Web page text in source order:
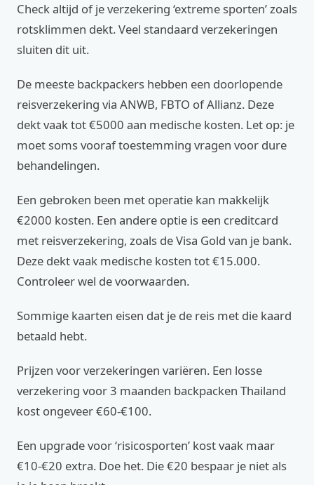
Check altijd of je verzekering ‘extreme sporten’ zoals
rotsklimmen dekt. Veel standaard verzekeringen
sluiten dit uit.
De meeste backpackers hebben een doorlopende
reisverzekering via ANWB, FBTO of Allianz. Deze
dekt vaak tot €5000 aan medische kosten. Let op: je
moet soms vooraf toestemming vragen voor dure
behandelingen.
Een gebroken been met operatie kan makkelijk
€2000 kosten. Een andere optie is een creditcard
met reisverzekering, zoals de Visa Gold van je bank.
Deze dekt vaak medische kosten tot €15.000.
Controleer wel de voorwaarden.
Sommige kaarten eisen dat je de reis met die kaard
betaald hebt.
Prijzen voor verzekeringen variëren. Een losse
verzekering voor 3 maanden backpacken Thailand
kost ongeveer €60-€100.
Een upgrade voor ‘risicosporten’ kost vaak maar
€10-€20 extra. Doe het. Die €20 bespaar je niet als